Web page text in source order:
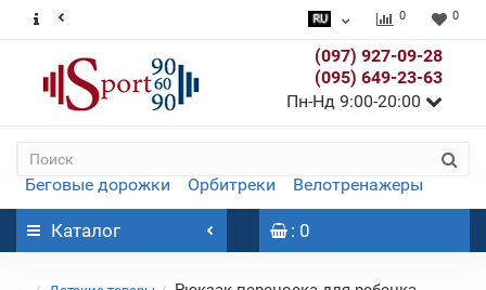
0 0
(097) 927-09-28
(095) 649-23-63
Пн-Нд 9:00-20:00
Беговые дорожки Орбитреки Велотренажеры
Каталог : 0